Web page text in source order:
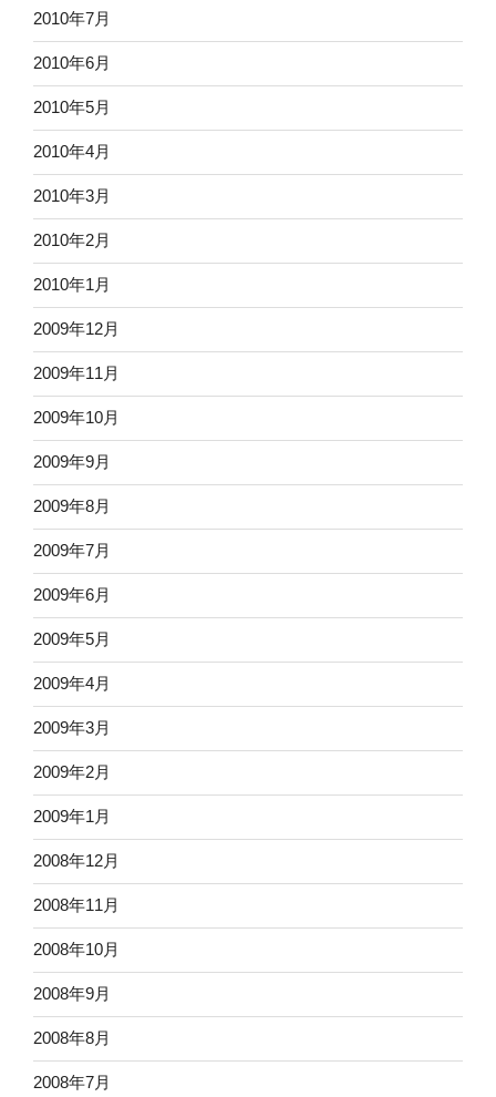
2010年7月
2010年6月
2010年5月
2010年4月
2010年3月
2010年2月
2010年1月
2009年12月
2009年11月
2009年10月
2009年9月
2009年8月
2009年7月
2009年6月
2009年5月
2009年4月
2009年3月
2009年2月
2009年1月
2008年12月
2008年11月
2008年10月
2008年9月
2008年8月
2008年7月